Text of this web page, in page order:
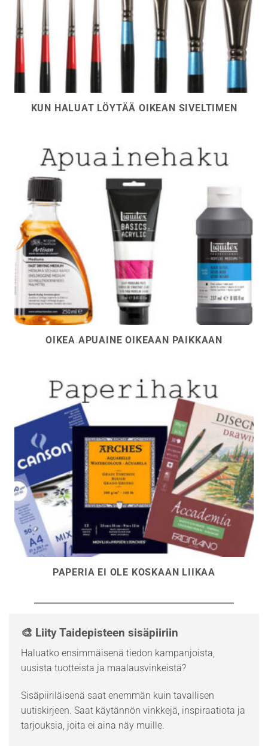
KUN HALUAT LÖYTÄÄ OIKEAN SIVELTIMEN
OIKEA APUAINE OIKEAAN PAIKKAAN
PAPERIA EI OLE KOSKAAN LIIKAA
🎨 Liity Taidepisteen sisäpiiriin
Haluatko ensimmäisenä tiedon kampanjoista,
uusista tuotteista ja maalausvinkeistä?
Sisäpiiriläisenä saat enemmän kuin tavallisen
uutiskirjeen. Saat käytännön vinkkejä, inspiraatiota ja
tarjouksia, joita ei aina näy muille.